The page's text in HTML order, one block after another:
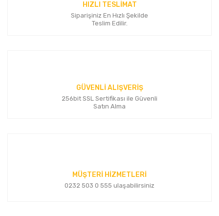
Gönder
HIZLI TESLİMAT
Siparişiniz En Hızlı Şekilde
Teslim Edilir.
GÜVENLİ ALIŞVERİŞ
256bit SSL Sertifikası ile Güvenli
Satın Alma
MÜŞTERİ HİZMETLERİ
0232 503 0 555 ulaşabilirsiniz